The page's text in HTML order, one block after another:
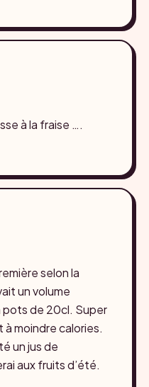
à la fraise ….
selon la
un volume
pots de 20cl. Super
moindre calories.
un jus de
aux fruits d’été.